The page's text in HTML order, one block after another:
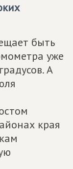
быть
уже
А
края